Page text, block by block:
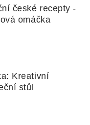
české recepty -
omáčka
Kreativní
stůl